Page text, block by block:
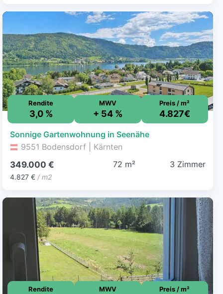
Rendite
3,0 %
MWV
+ 54 %
Preis / m²
4.827€
Sonnige Gartenwohnung in Seenähe
9551 Bodensdorf | Kärnten
349.000 €
4.827 € / m2
72 m² 3 Zimmer
Rendite MWV Preis / m²